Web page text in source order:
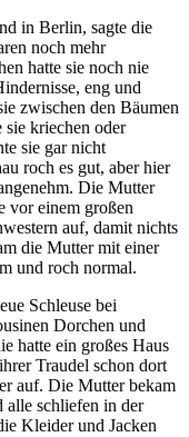
in Berlin, sagte die
noch mehr
hatte sie noch nie
eng und
zwischen den Bäumen
kriechen oder
sie gar nicht
roch es gut, aber hier
Die Mutter
vor einem großen
auf, damit nichts
die Mutter mit einer
und roch normal.
Schleuse bei
Dorchen und
hatte ein großes Haus
Traudel schon dort
auf. Die Mutter bekam
alle schliefen in der
Kleider und Jacken